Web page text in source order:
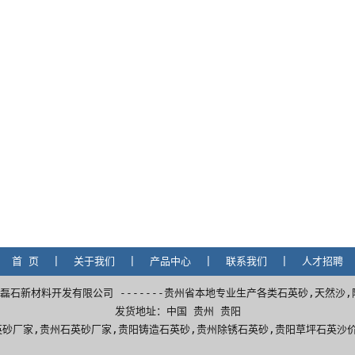
首 页 关于我们 产品中心 联系我们 人才招聘
新材料开发有限公司 -------贵州省本地专业生产各类石英砂,天然沙,
发货地址：中国 贵州 贵阳
厂家, 贵州石英砂厂家 , 贵阳铸造石英砂, 贵州除锈石英砂,贵阳草坪石英沙